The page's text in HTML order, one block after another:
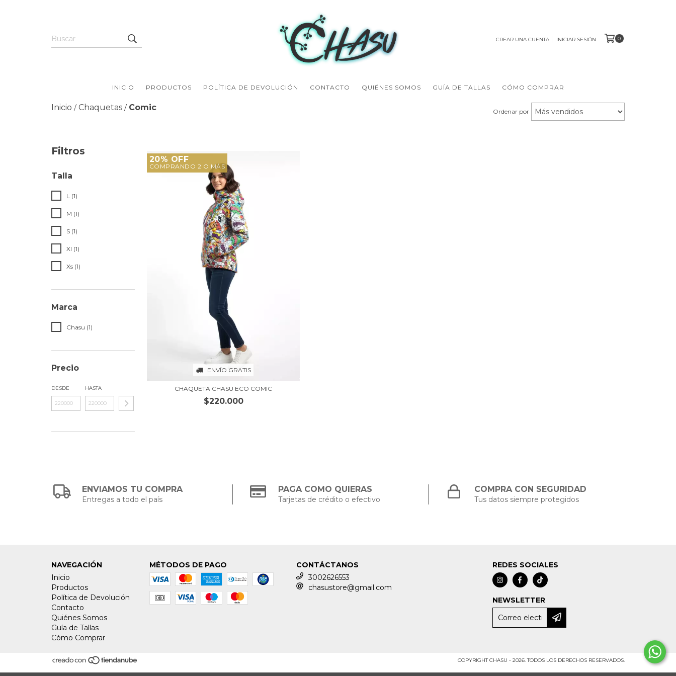
CREAR UNA CUENTA INICIAR SESIÓN 0
INICIO PRODUCTOS POLÍTICA DE DEVOLUCIÓN CONTACTO QUIÉNES SOMOS GUÍA DE TALLAS CÓMO COMPRAR
Inicio / Chaquetas / Comic Ordenar por
Filtros
Talla
L (1)
M (1)
S (1)
Xl (1)
Xs (1)
Marca
Chasu (1)
Precio
DESDE HASTA
20% OFF
COMPRANDO 2 O MÁS
ENVÍO GRATIS
CHAQUETA CHASU ECO COMIC
$220.000
ENVIAMOS TU COMPRA
Entregas a todo el país
PAGA COMO QUIERAS
Tarjetas de crédito o efectivo
COMPRA CON SEGURIDAD
Tus datos siempre protegidos
NAVEGACIÓN
Inicio
Productos
Política de Devolución
Contacto
Quiénes Somos
Guía de Tallas
Cómo Comprar
MÉTODOS DE PAGO
CONTÁCTANOS
3002626553
chasustore@gmail.com
REDES SOCIALES
NEWSLETTER
COPYRIGHT CHASU - 2026. TODOS LOS DERECHOS RESERVADOS.